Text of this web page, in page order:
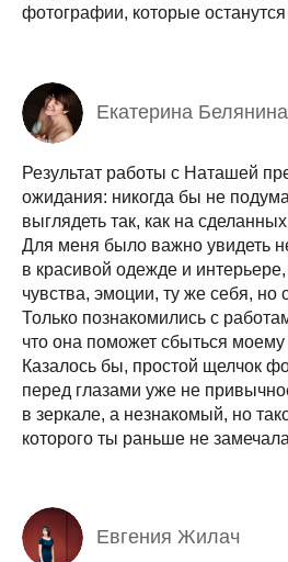
фотографии, которые
Екатерина Белянина
Результат работы с Наташей
ожидания: никогда бы не
выглядеть так, как на
Для меня было важно увидеть
в красивой одежде и
чувства, эмоции, ту же себя, но
Только познакомились с
что она поможет сбыться
Казалось бы, простой щелчок
перед глазами уже не
в зеркале, а незнакомый, но
которого ты раньше не
Евгения Жилач